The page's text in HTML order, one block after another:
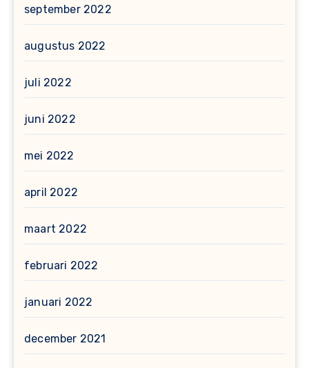
september 2022
augustus 2022
juli 2022
juni 2022
mei 2022
april 2022
maart 2022
februari 2022
januari 2022
december 2021